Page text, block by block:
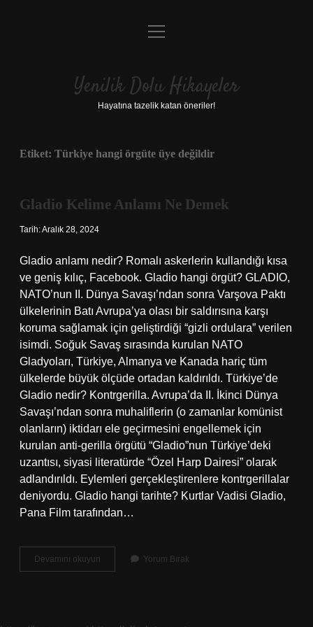
Anasayfa
Yasal Uyarı
menüyü
Yenilik Dolu Hikayeler
Hayatına tazelik katan öneriler!
Etiket: Türkiye hangi örgüte üye değildir
Gladio Kelime Anlamı Ne Demek
Tarih: Aralık 28, 2024
Gladio anlamı nedir? Romalı askerlerin kullandığı kısa
ve geniş kılıç, Facebook. Gladio hangi örgüt? GLADIO,
NATO’nun II. Dünya Savaşı’ndan sonra Varşova Paktı
ülkelerinin Batı Avrupa’ya olası bir saldırısına karşı
koruma sağlamak için geliştirdiği “gizli ordulara” verilen
isimdi. Soğuk Savaş sırasında kurulan NATO
Gladyoları, Türkiye, Almanya ve Kanada hariç tüm
ülkelerde büyük ölçüde ortadan kaldırıldı. Türkiye’de
Gladio nedir? Kontrgerilla. Avrupa’da II. İkinci Dünya
Savaşı’ndan sonra muhaliflerin (o zamanlar komünist
olanların) iktidarı ele geçirmesini engellemek için
kurulan anti-gerilla örgütü “Gladio”nun Türkiye’deki
uzantısı, siyasi literatürde “Özel Harp Dairesi” olarak
adlandırıldı. Eylemleri gerçekleştirenlere kontrgerillalar
deniyordu. Gladio hangi tarihte? Kurtlar Vadisi Gladio,
Pana Film tarafından…
Devamını okuyun
Kelime
Yorum Bırak